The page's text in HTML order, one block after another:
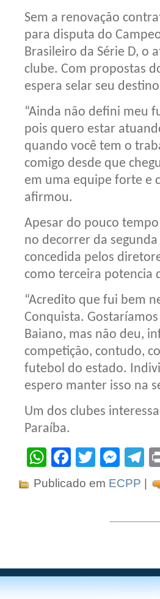
Sem a renovação
para disputa do
Brasileiro da Série D, o
clube. Com propostas
espera selar seu
“Ainda não defini meu
pois quero estar
quando você tem o
comigo desde que
em uma equipe forte e
afirmou.
Apesar do pouco
no decorrer da
concedida pelos
como terceira potencia
“Acredito que fui bem
Conquista.
Baiano, mas não deu,
competição, contudo,
futebol do estado.
espero manter isso na
Um dos clubes
Paraíba.
WhatsApp
Facebook
Twitter
Publicado em ECPP